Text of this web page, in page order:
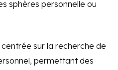
sphères personnelle ou
sur la recherche de
permettant des